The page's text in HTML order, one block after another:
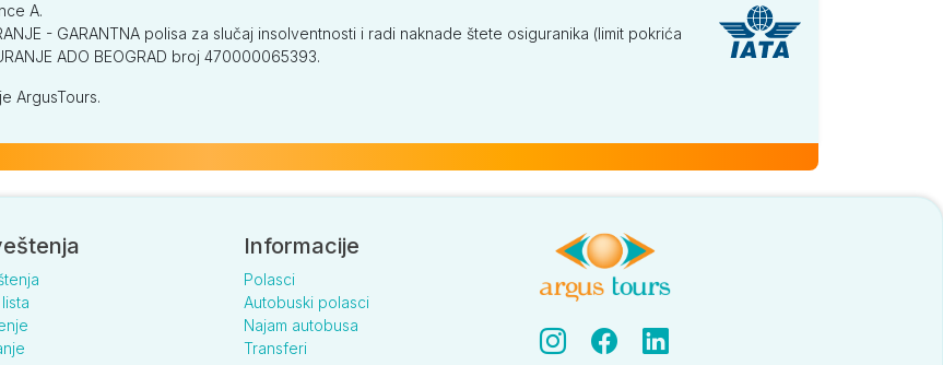
A.
- GARANTNA polisa za slučaj insolventnosti i radi naknade štete osiguranika (limit pokrića
ADO BEOGRAD broj 470000065393.
ArgusTours.
Informacije
Polasci
Autobuski polasci
Najam autobusa
Transferi